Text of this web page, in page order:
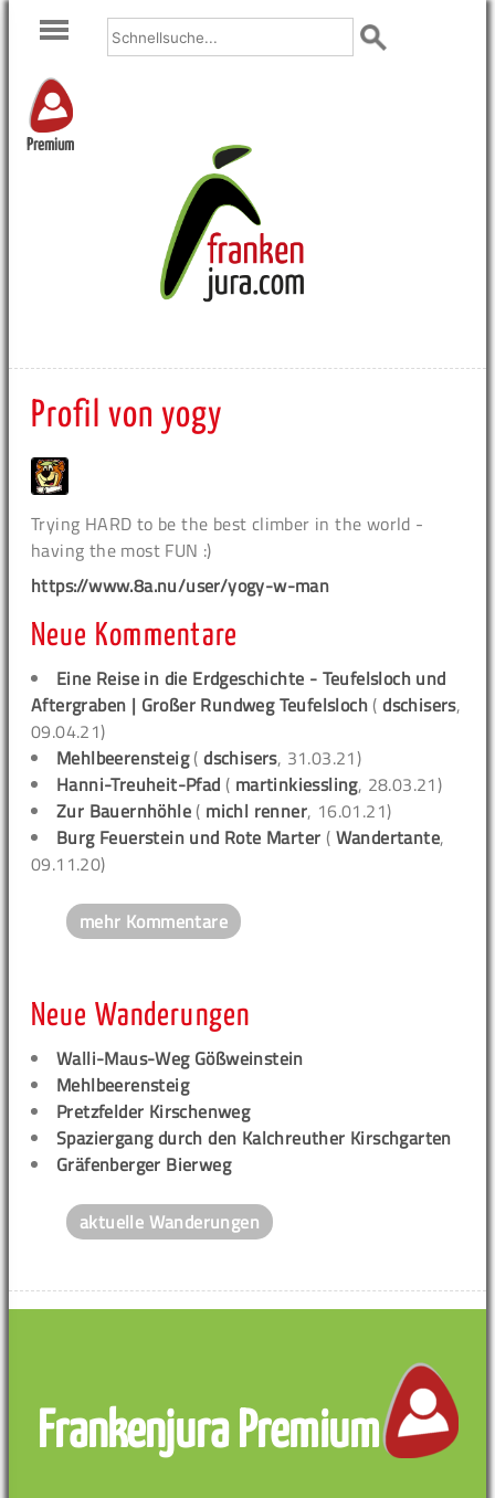
Premium
Profil von yogy
Trying HARD to be the best climber in the world -
having the most FUN :)
https://www.8a.nu/user/yogy-w-man
Neue Kommentare
Eine Reise in die Erdgeschichte - Teufelsloch und
Aftergraben | Großer Rundweg Teufelsloch (dschisers,
09.04.21)
Mehlbeerensteig(dschisers, 31.03.21)
Hanni-Treuheit-Pfad ( martinkiessling, 28.03.21)
Zur Bauernhöhle ( michl renner, 16.01.21)
Burg Feuerstein und Rote Marter ( Wandertante,
09.11.20)
mehr Kommentare
Neue Wanderungen
Walli-Maus-Weg Gößweinstein
Mehlbeerensteig
Pretzfelder Kirschenweg
Spaziergang durch den Kalchreuther Kirschgarten
Gräfenberger Bierweg
aktuelle Wanderungen
Frankenjura Premium